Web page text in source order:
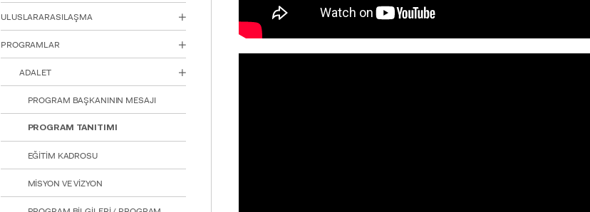
ULUSLARARASILAŞMA
PROGRAMLAR
ADALET
PROGRAM BAŞKANININ MESAJI
PROGRAM TANITIMI
EĞİTİM KADROSU
MİSYON VE VİZYON